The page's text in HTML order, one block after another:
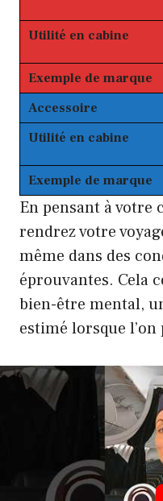
Utilité en cabine
Exemple de marque
Accessoire
Utilité en cabine
Exemple de marque
En pensant à votre
rendrez votre
même dans des
éprouvantes. Cela
bien-être mental,
estimé lorsque l’on
Comment bien
bagage
confiscations
Outre le contenu,